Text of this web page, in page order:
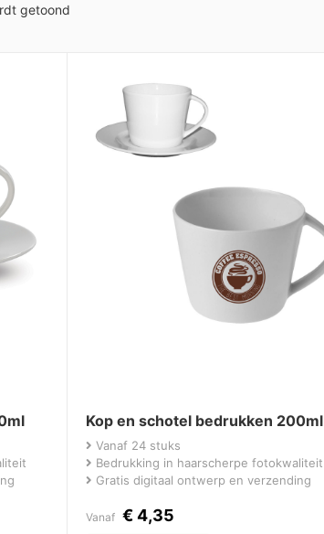
getoond
Kop en schotel bedrukken 200ml
Vanaf 24 stuks
Bedrukking in haarscherpe fotokwaliteit
Gratis digitaal ontwerp en verzending
Vanaf €4,35